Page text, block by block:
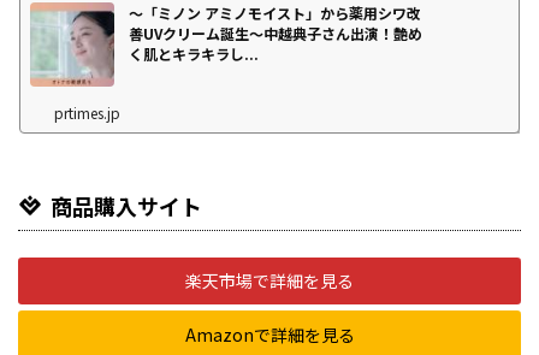
～「ミノン アミノモイスト」から薬用シワ改
善UVクリーム誕生～中越典子さん出演！艶め
く肌とキラキラし...
prtimes.jp
商品購入サイト
楽天市場で詳細を見る
Amazonで詳細を見る